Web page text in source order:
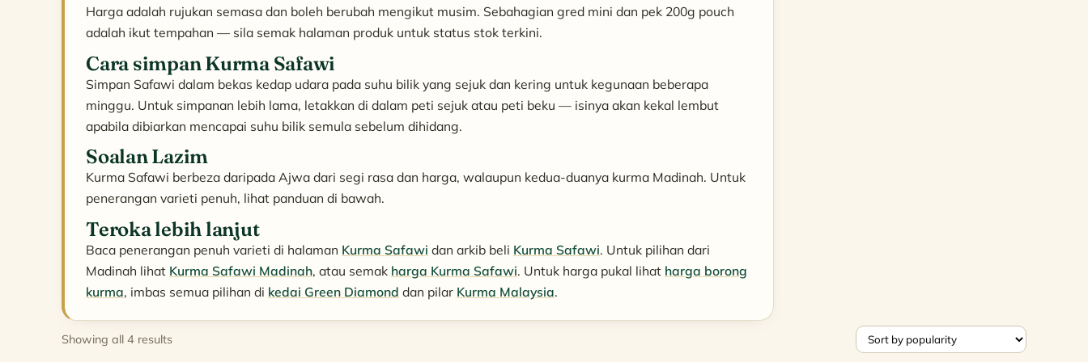
Harga adalah rujukan semasa dan boleh berubah mengikut musim. Sebahagian gred mini dan pek 200g pouch
adalah ikut tempahan — sila semak halaman produk untuk status stok terkini.
Cara simpan Kurma Safawi
Simpan Safawi dalam bekas kedap udara pada suhu bilik yang sejuk dan kering untuk kegunaan beberapa
minggu. Untuk simpanan lebih lama, letakkan di dalam peti sejuk atau peti beku — isinya akan kekal lembut
apabila dibiarkan mencapai suhu bilik semula sebelum dihidang.
Soalan Lazim
Kurma Safawi berbeza daripada Ajwa dari segi rasa dan harga, walaupun kedua-duanya kurma Madinah. Untuk
penerangan varieti penuh, lihat panduan di bawah.
Teroka lebih lanjut
Baca penerangan penuh varieti di halaman Kurma Safawi dan arkib beli Kurma Safawi. Untuk pilihan dari
Madinah lihat Kurma Safawi Madinah, atau semak harga Kurma Safawi. Untuk harga pukal lihat harga borong
kurma, imbas semua pilihan di kedai Green Diamond dan pilar Kurma Malaysia.
Showing all 4 resultsSorted